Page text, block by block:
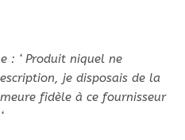
: ‘ Produit niquel ne
je disposais de la
fidèle à ce fournisseur